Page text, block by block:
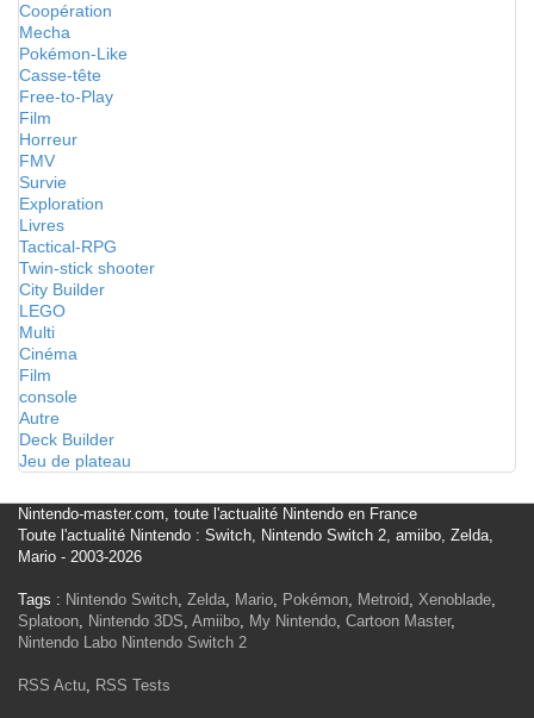
Coopération
Mecha
Pokémon-Like
Casse-tête
Free-to-Play
Film
Horreur
FMV
Survie
Exploration
Livres
Tactical-RPG
Twin-stick shooter
City Builder
LEGO
Multi
Cinéma
Film
console
Autre
Deck Builder
Jeu de plateau
Nintendo-master.com, toute l'actualité Nintendo en France
Toute l'actualité Nintendo : Switch, Nintendo Switch 2, amiibo, Zelda,
Mario - 2003-2026
Tags : Nintendo Switch, Zelda, Mario, Pokémon, Metroid, Xenoblade,
Splatoon, Nintendo 3DS, Amiibo, My Nintendo, Cartoon Master,
Nintendo Labo Nintendo Switch 2
RSS Actu, RSS Tests